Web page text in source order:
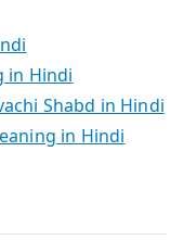
in Hindi
Shabd in Hindi
in Hindi